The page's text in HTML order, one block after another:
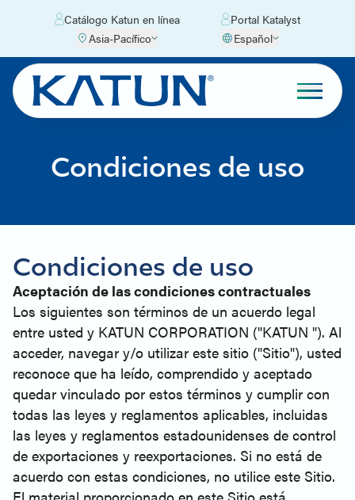
Catálogo Katun en línea
Portal Katalyst
Asia-Pacífico
Español
Condiciones de uso
Condiciones de uso
Aceptación de las condiciones contractuales
Los siguientes son términos de un acuerdo legal
entre usted y KATUN CORPORATION ("KATUN "). Al
acceder, navegar y/o utilizar este sitio ("Sitio"), usted
reconoce que ha leído, comprendido y aceptado
quedar vinculado por estos términos y cumplir con
todas las leyes y reglamentos aplicables, incluidas
las leyes y reglamentos estadounidenses de control
de exportaciones y reexportaciones. Si no está de
acuerdo con estas condiciones, no utilice este Sitio.